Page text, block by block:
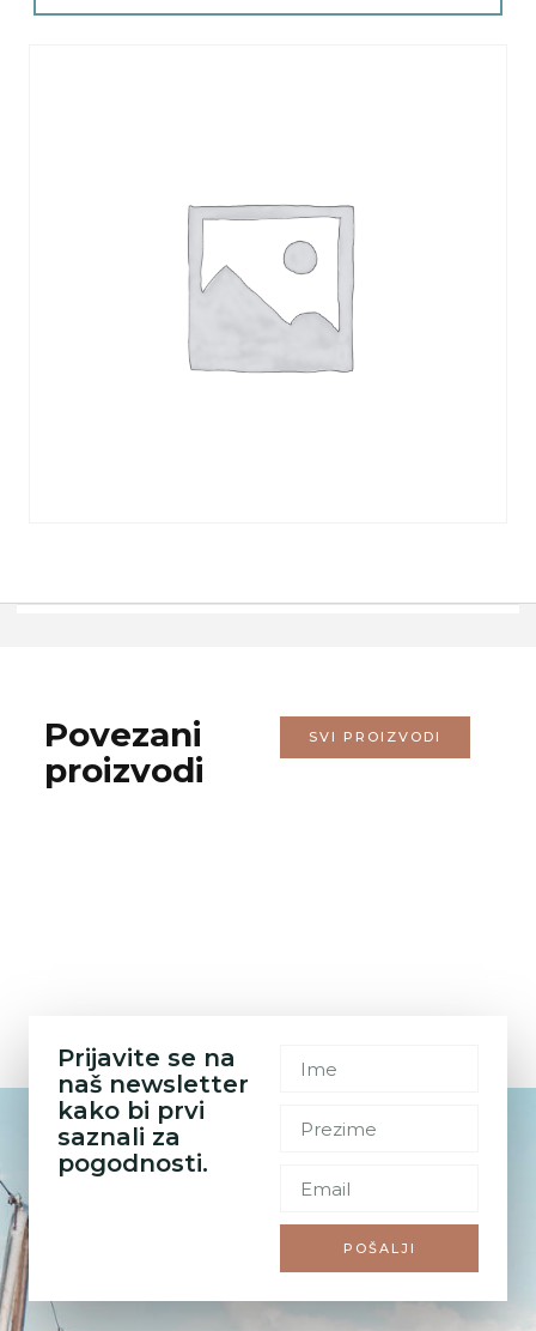
Povezani
proizvodi
SVI PROIZVODI
Prijavite se na
naš newsletter
kako bi prvi
saznali za
pogodnosti.
POŠALJI